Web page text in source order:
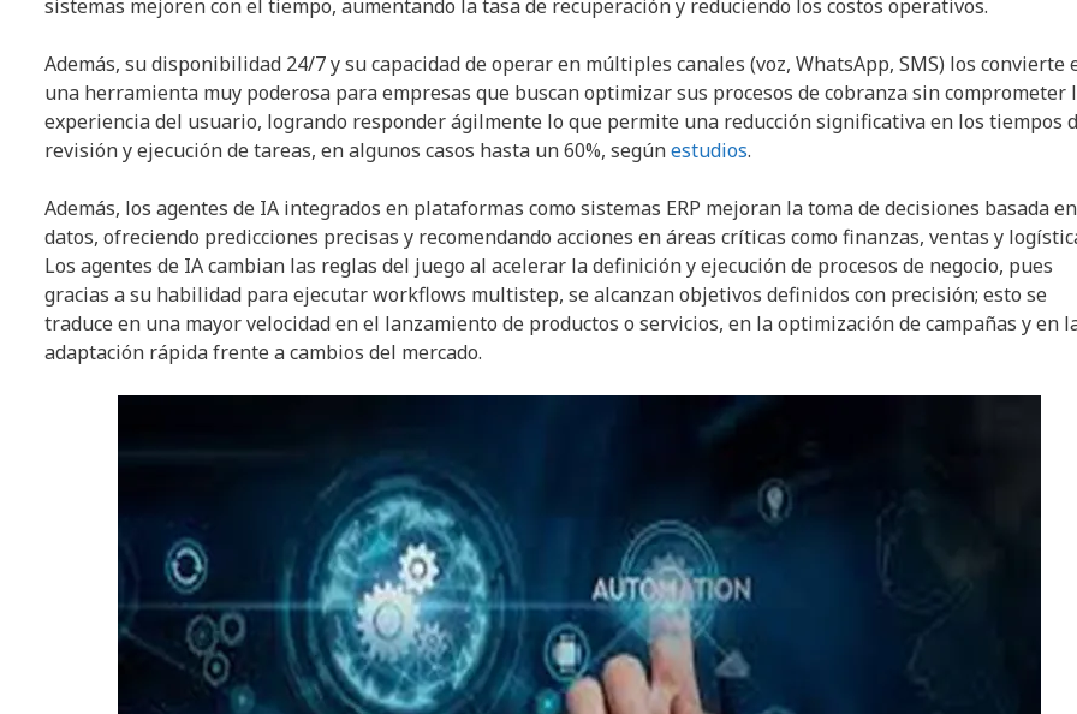
sistemas mejoren con el tiempo, aumentando la tasa de recuperación y reduciendo los costos operativos.
Además, su disponibilidad 24/7 y su capacidad de operar en múltiples canales (voz, WhatsApp, SMS) los convierte
una herramienta muy poderosa para empresas que buscan optimizar sus procesos de cobranza sin comprometer
experiencia del usuario, logrando responder ágilmente lo que permite una reducción significativa en los tiempos
revisión y ejecución de tareas, en algunos casos hasta un 60%, segúnestudios.
Además, los agentes de IA integrados en plataformas como sistemas ERP mejoran la toma de decisiones basada en
datos, ofreciendo predicciones precisas y recomendando acciones en áreas críticas como finanzas, ventas y
Los agentes de IA cambian las reglas del juego al acelerar la definición y ejecución de procesos de negocio, pues
gracias a su habilidad para ejecutar workflows multistep, se alcanzan objetivos definidos con precisión; esto se
traduce en una mayor velocidad en el lanzamiento de productos o servicios, en la optimización de campañas y en
adaptación rápida frente a cambios del mercado.